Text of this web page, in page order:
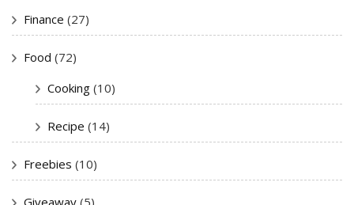
Finance (27)
Food (72)
Cooking (10)
Recipe (14)
Freebies (10)
Giveaway (5)